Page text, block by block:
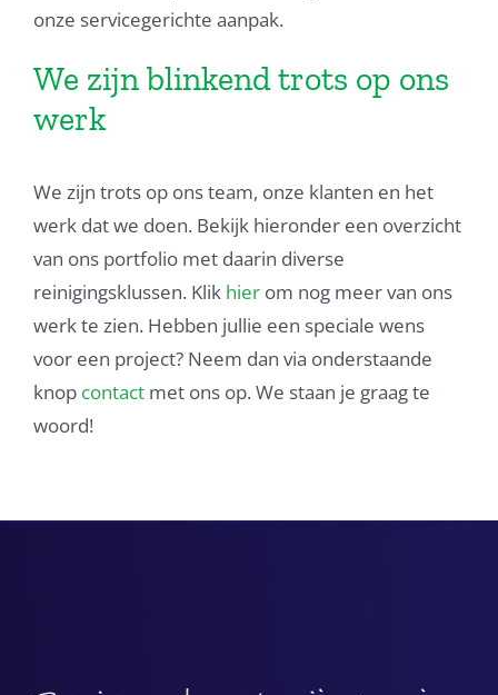
onze servicegerichte aanpak.
We zijn blinkend trots op ons
werk
We zijn trots op ons team, onze klanten en het
werk dat we doen. Bekijk hieronder een overzicht
van ons portfolio met daarin diverse
reinigingsklussen. Klik hierom nog meer van ons
werk te zien. Hebben jullie een speciale wens
voor een project? Neem dan via onderstaande
knop contactmet ons op. We staan je graag te
woord!